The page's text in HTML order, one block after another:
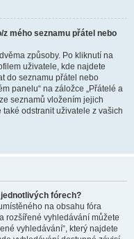
mého seznamu přátel nebo
způsoby. Po kliknutí na
uživatele, kde najdete
do seznamu přátel nebo
panelu“ na záložce „Přátelé a
seznamů vložením jejich
odstranit uživatele z vašich
fórech?
na obsahu fóra
rozšířené vyhledávání můžete
vyhledávání“, který najdete